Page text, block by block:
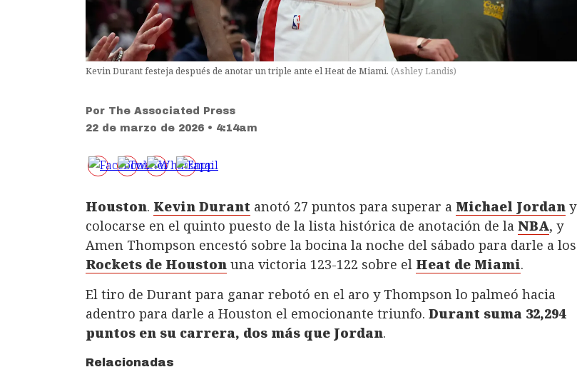
Kevin Durant festeja después de anotar un triple ante el Heat de Miami. (Ashley Landis)
Por The Associated Press
22 de marzo de 2026 • 4:14am
Houston. Kevin Durant anotó 27 puntos para superar a Michael Jordan y
colocarse en el quinto puesto de la lista histórica de anotación de la NBA, y
Amen Thompson encestó sobre la bocina la noche del sábado para darle a los
Rockets de Houston una victoria 123-122 sobre el Heat de Miami.
El tiro de Durant para ganar rebotó en el aro y Thompson lo palmeó hacia
adentro para darle a Houston el emocionante triunfo. Durant suma 32,294
puntos en su carrera, dos más que Jordan.
Relacionadas